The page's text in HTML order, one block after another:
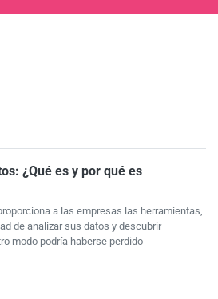
¿Qué es y por qué es
a las empresas las herramientas,
de analizar sus datos y descubrir
modo podría haberse perdido